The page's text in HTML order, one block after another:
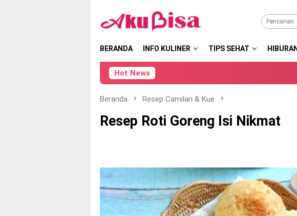
konten
BERANDA INFO KULINER TIPS SEHAT HIBURAN
Hot News
Beranda Resep Camilan & Kue
Resep Roti Goreng Isi Nikmat